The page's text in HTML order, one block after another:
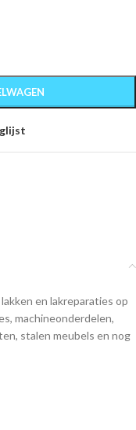
en lakreparaties op
machineonderdelen,
stalen meubels en nog